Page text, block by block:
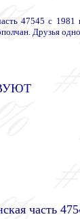
47545 с 1981
Друзья
часть